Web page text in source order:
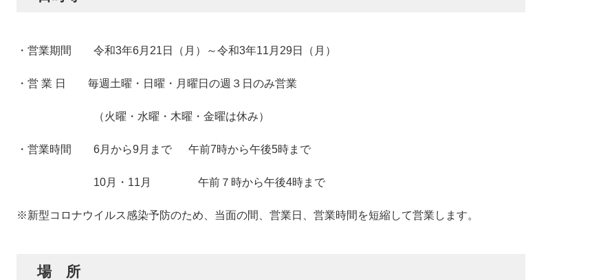
・営業期間 令和3年6月21日（月）～令和3年11月29日（月）
・営 業 日 毎週土曜・日曜・月曜日の週３日のみ営業
（火曜・水曜・木曜・金曜は休み）
・営業時間 6月から9月まで 午前7時から午後5時まで
10月・11月 午前７時から午後4時まで
※新型コロナウイルス感染予防のため、当面の間、営業日、営業時間を短縮して営業します。
場 所